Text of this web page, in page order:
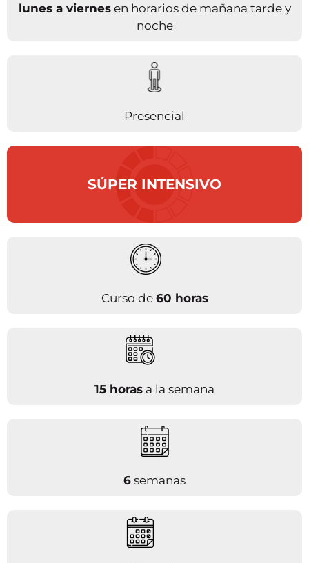
lunes a viernesen horarios de mañana tarde y
noche
Presencial
SÚPER INTENSIVO
Curso de 60 horas
15 horas a la semana
6 semanas